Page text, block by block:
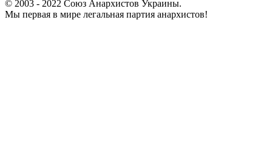
© 2003 - 2022 Союз Анархистов Украины.
Мы первая в мире легальная партия анархистов!